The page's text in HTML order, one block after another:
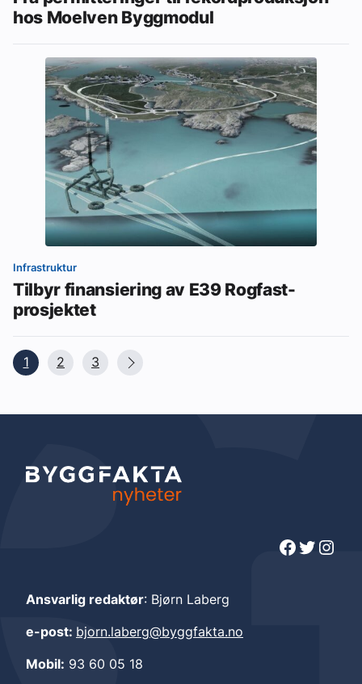
hos Moelven Byggmodul
Infrastruktur
Tilbyr finansiering av E39 Rogfast-
prosjektet
1 2 3
Facebook Twitter Instagram
Ansvarlig redaktør: Bjørn Laberg
e-post: bjorn.laberg@byggfakta.no
Mobil: 93 60 05 18